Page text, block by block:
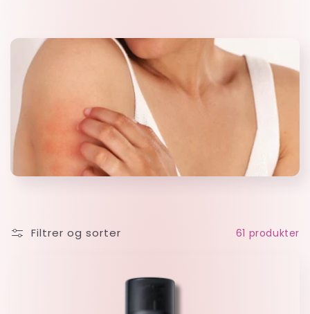
Filtrer og sorter 61 produkter